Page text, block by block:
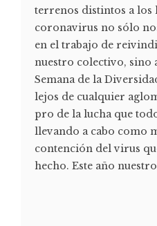
terrenos distintos a los
coronavirus no sólo
en el trabajo de
nuestro colectivo, sino
Semana de la
lejos de cualquier
pro de la lucha que
llevando a cabo como
contención del virus
hecho. Este año